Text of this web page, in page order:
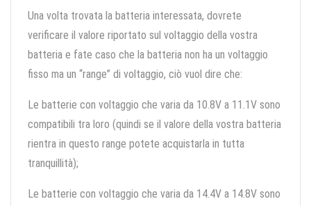
Una volta trovata la batteria interessata, dovrete
verificare il valore riportato sul voltaggio della vostra
batteria e fate caso che la batteria non ha un voltaggio
fisso ma un “range” di voltaggio, ciò vuol dire che:
Le batterie con voltaggio che varia da 10.8V a 11.1V sono
compatibili tra loro (quindi se il valore della vostra batteria
rientra in questo range potete acquistarla in tutta
tranquillità);
Le batterie con voltaggio che varia da 14.4V a 14.8V sono